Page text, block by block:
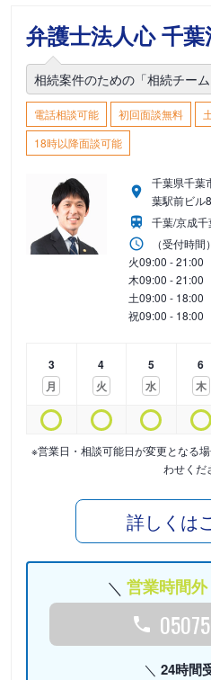
弁護士法人心 千
相続案件のための「相続チー
電話相談可能 初回面談無料
18時以降面談可能
千葉県千葉
葉駅前ビル
千葉/京成千
（受付時間）
火09:00 - 21:00
木09:00 - 21:00
土09:00 - 18:00
祝09:00 - 18:00
3
月
4
火
5
水
6
木
※営業日・相談可能日が変更となる
わせくだ
詳しくは
営業時間外
24時間